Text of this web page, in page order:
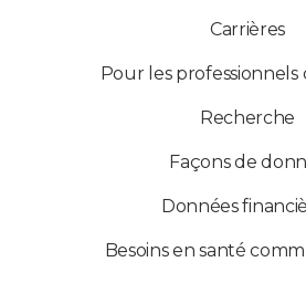
Carrières
Pour les professionnels
Recherche
Façons de
Données
Besoins en santé